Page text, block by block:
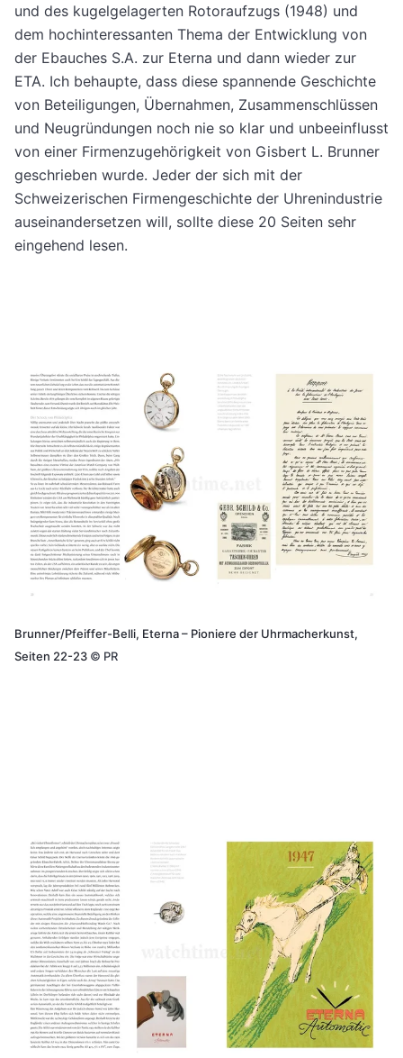
und des kugelgelagerten Rotoraufzugs (1948) und
dem hochinteressanten Thema der Entwicklung von
der Ebauches S.A. zur Eterna und dann wieder zur
ETA. Ich behaupte, dass diese spannende Geschichte
von Beteiligungen, Übernahmen, Zusammenschlüssen
und Neugründungen noch nie so klar und unbeeinflusst
von einer Firmenzugehörigkeit von Gisbert L. Brunner
geschrieben wurde. Jeder der sich mit der
Schweizerischen Firmengeschichte der Uhrenindustrie
auseinandersetzen will, sollte diese 20 Seiten sehr
eingehend lesen.
Brunner/Pfeiffer-Belli, Eterna – Pioniere der Uhrmacherkunst,
Seiten 22-23 © PR